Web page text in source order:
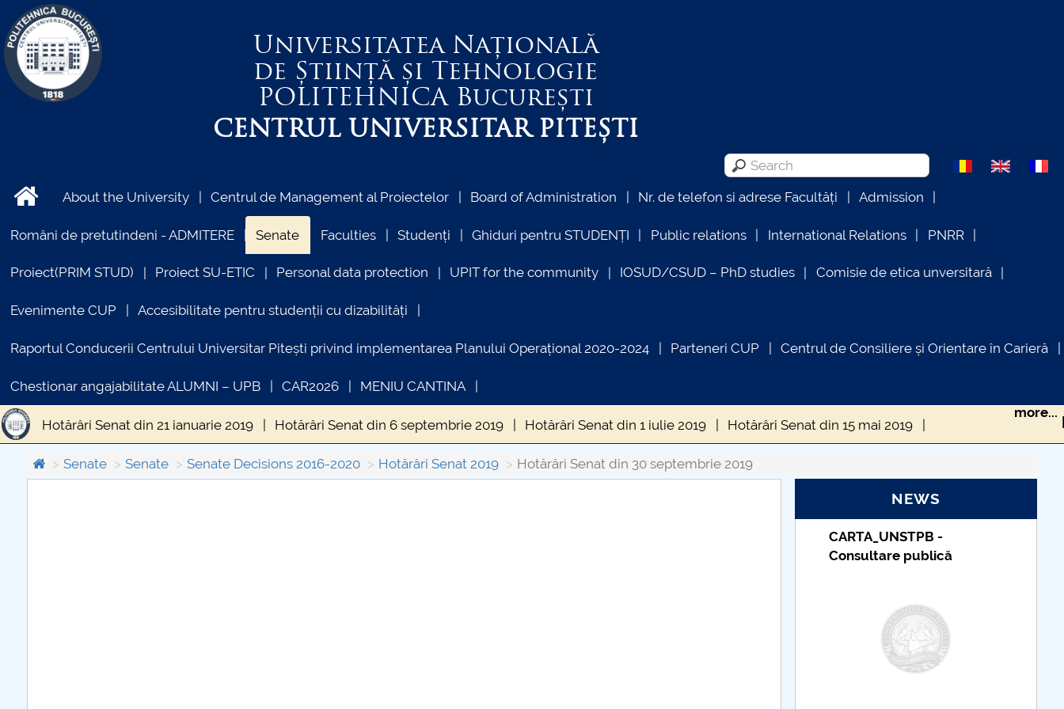
Universitatea Națională
de Știință și Tehnologie
POLITEHNICABucurești
CENTRUL UNIVERSITAR PITEȘTI
About the University Centrul de Management al Proiectelor Board of Administration Nr. de telefon si adrese Facultăți Admission
Români de pretutindeni - ADMITERE Senate Faculties Studenți Ghiduri pentru STUDENȚI Public relations International Relations PNRR
Proiect(PRIM STUD) Proiect SU-ETIC Personal data protection UPIT for the community IOSUD/CSUD – PhD studies Comisie de etica unversitară
Evenimente CUP Accesibilitate pentru studenții cu dizabilități
Raportul Conducerii Centrului Universitar Pitești privind implementarea Planului Operațional 2020-2024 Parteneri CUP Centrul de Consiliere și Orientare în Carieră
Chestionar angajabilitate ALUMNI – UPB CAR2026 MENIU CANTINA
Hotărâri Senat din 21 ianuarie 2019 Hotărâri Senat din 6 septembrie 2019 Hotărâri Senat din 1 iulie 2019 Hotărâri Senat din 15 mai 2019
Hotărâri Senat din 28 iunie 2019 Hotărâri Senat din 10 iunie 2019 Hotărâri Senat din 30 septembrie 2019 Hotărâri Senat din 16 decembrie 2019
Hotărâri Senat din 12 februarie 2019
Hotărâri Senat din 15 aprilie 2019
more...
Senate Senate Senate Decisions 2016-2020 Hotărâri Senat 2019 Hotărâri Senat din 30 septembrie 2019
NEWS
CARTA_UNSTPB -
Consultare publică